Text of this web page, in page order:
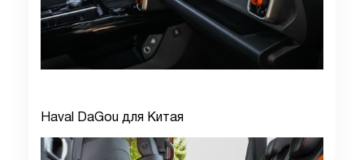
Haval DaGou для Китая